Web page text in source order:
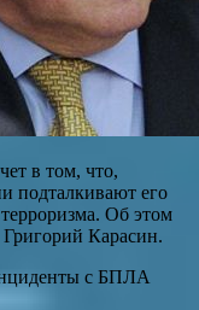
в том, что,
подталкивают его
Об этом
Григорий Карасин.
с БПЛА